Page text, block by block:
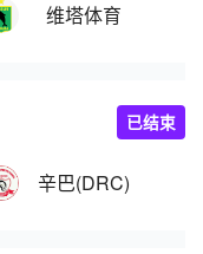
维塔体育
辛巴(DRC)
已结束